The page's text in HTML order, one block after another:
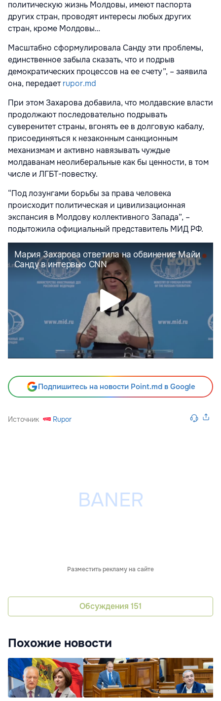
политическую жизнь Молдовы, имеют паспорта
других стран, проводят интересы любых других
стран, кроме Молдовы…
Масштабно сформулировала Санду эти проблемы,
единственное забыла сказать, что и подрыв
демократических процессов на ее счету”, – заявила
она, передаетrupor.md
При этом Захарова добавила, что молдавские власти
продолжают последовательно подрывать
суверенитет страны, вгонять ее в долговую кабалу,
присоединяться к незаконным санкционным
механизмам и активно навязывать чуждые
молдаванам неолиберальные как бы ценности, в том
числе и ЛГБТ-повестку.
“Под лозунгами борьбы за права человека
происходит политическая и цивилизационная
экспансия в Молдову коллективного Запада”, –
подытожила официальный представитель МИД РФ.
Подпишитесь на новости Point.md в Google
Источник Rupor
Разместить рекламу на сайте
Обсуждения 151
Похожие новости